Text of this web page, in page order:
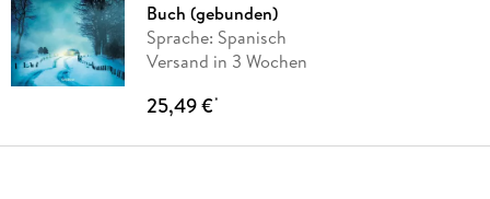
Buch (gebunden)
Sprache: Spanisch
Versand in 3 Wochen
25,49 €*